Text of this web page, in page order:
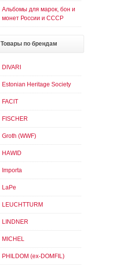
Альбомы для марок, бон и
монет России и СССР
Товары по брендам
DIVARI
Estonian Heritage Society
FACIT
FISCHER
Groth (WWF)
HAWID
Importa
LaPe
LEUCHTTURM
LINDNER
MICHEL
PHILDOM (ex-DOMFIL)